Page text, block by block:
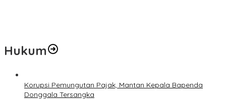
Hukum
Korupsi Pemungutan Pajak, Mantan Kepala Bapenda
Donggala Tersangka